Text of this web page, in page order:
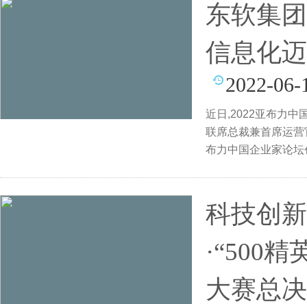
东软集
信息化
2022-06-
近日,2022亚布力中
联席总裁兼首席运
布力中国企业家论
科技创
·“500精
大赛总